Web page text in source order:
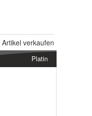
Artikel verkaufen
Platin